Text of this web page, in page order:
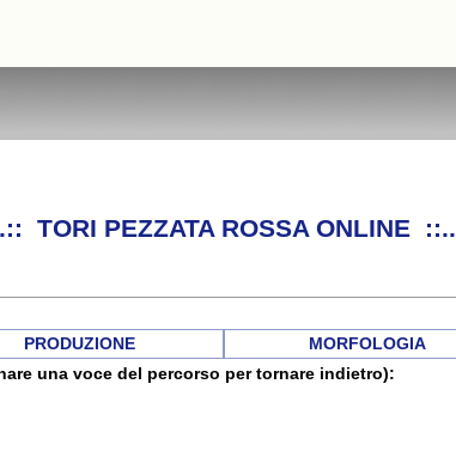
TORI PEZZATA ROSSA ONLINE ::..
PRODUZIONE MORFOLOGIA
una voce del percorso per tornare indietro):